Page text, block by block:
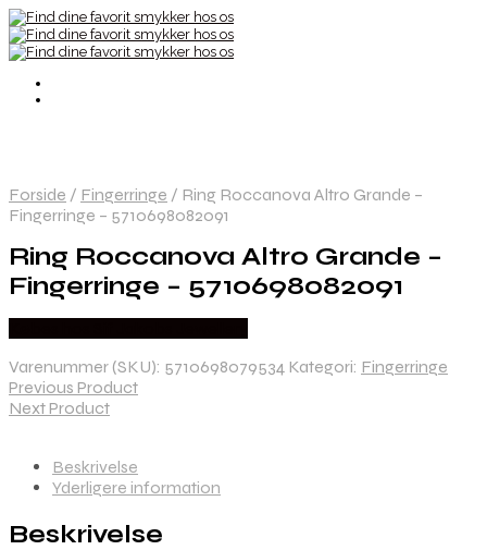
Forside / Fingerringe / Ring Roccanova Altro Grande –
Fingerringe – 5710698082091
Ring Roccanova Altro Grande –
Fingerringe – 5710698082091
Varenummer (SKU): 5710698079534 Kategori: Fingerringe
Previous Product
Next Product
Beskrivelse
Yderligere information
Beskrivelse